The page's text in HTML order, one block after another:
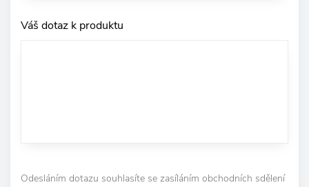
Váš dotaz k produktu
Odesláním dotazu souhlasíte se zasíláním obchodních sdělení